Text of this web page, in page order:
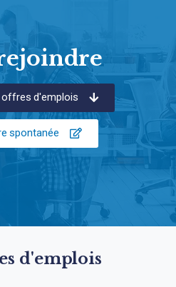
offres d'emplois
spontanée
d'emplois